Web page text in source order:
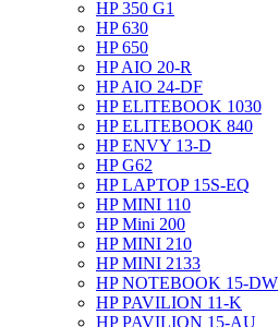
HP 350 G1
HP 630
HP 650
HP AIO 20-R
HP AIO 24-DF
HP ELITEBOOK 1030
HP ELITEBOOK 840
HP ENVY 13-D
HP G62
HP LAPTOP 15S-EQ
HP MINI 110
HP Mini 200
HP MINI 210
HP MINI 2133
HP NOTEBOOK 15-DW
HP PAVILION 11-K
HP PAVILION 15-AU